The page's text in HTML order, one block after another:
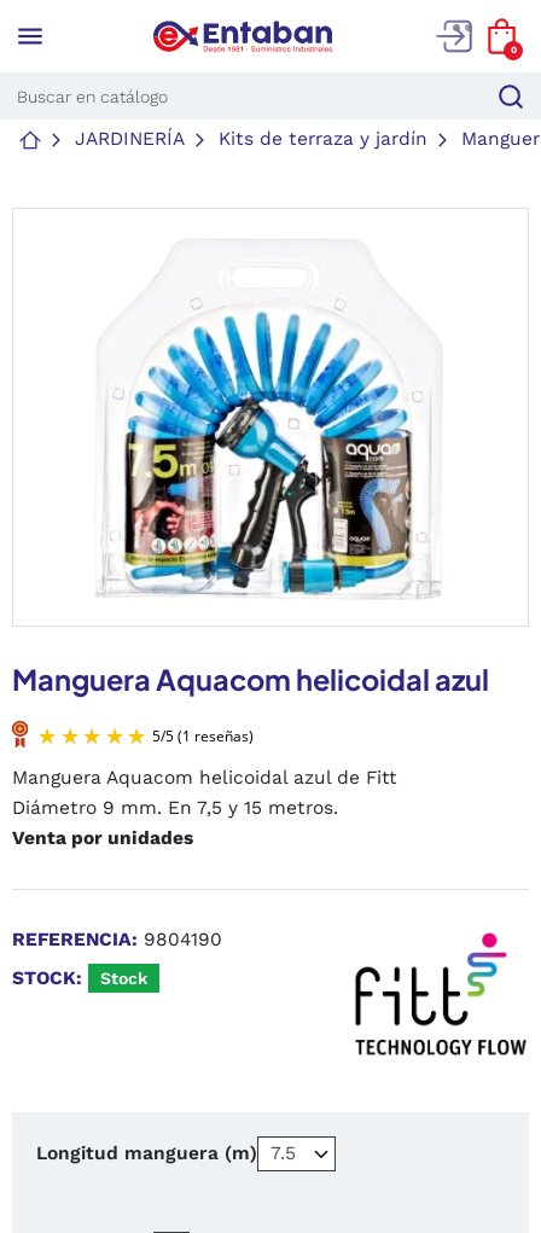
menu 0
JARDINERÍA Kits de terraza y jardín
Manguera Aquacom helicoidal azul
Manguera Aquacom helicoidal azul de Fitt
Diámetro 9 mm. En 7,5 y 15 metros.
Venta por unidades
REFERENCIA: 9804190
STOCK:
Stock
Longitud manguera (m)